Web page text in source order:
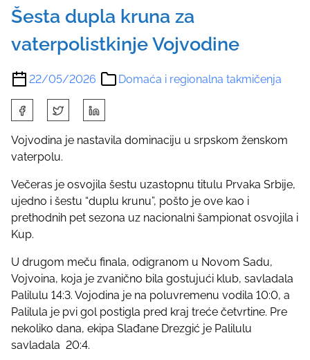
Šesta dupla kruna za
vaterpolistkinje Vojvodine
22/05/2026 Domaća i regionalna takmičenja
h
a
r
t
h
i
s
p
o
s
t
Vojvodina je nastavila dominaciju u srpskom ženskom
vaterpolu.
Večeras je osvojila šestu uzastopnu titulu Prvaka Srbije,
ujedno i šestu “duplu krunu”, pošto je ove kao i
prethodnih pet sezona uz nacionalni šampionat osvojila i
Kup.
U drugom meču finala, odigranom u Novom Sadu,
Vojvoina, koja je zvanično bila gostujući klub, savladala
Palilulu 14:3. Vojodina je na poluvremenu vodila 10:0, a
Palilula je pvi gol postigla pred kraj treće četvrtine. Pre
nekoliko dana, ekipa Slađane Drezgić je Palilulu
savladala 20:4.